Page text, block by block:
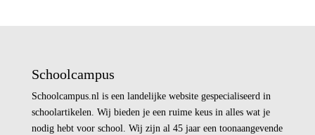
Schoolcampus
Schoolcampus.nl is een landelijke website gespecialiseerd in
schoolartikelen. Wij bieden je een ruime keus in alles wat je
nodig hebt voor school. Wij zijn al 45 jaar een toonaangevende